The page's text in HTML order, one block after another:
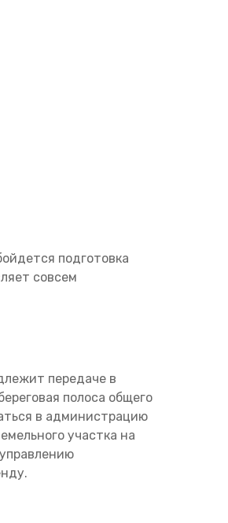
подготовка
совсем
передаче в
полоса общего
в администрацию
участка на